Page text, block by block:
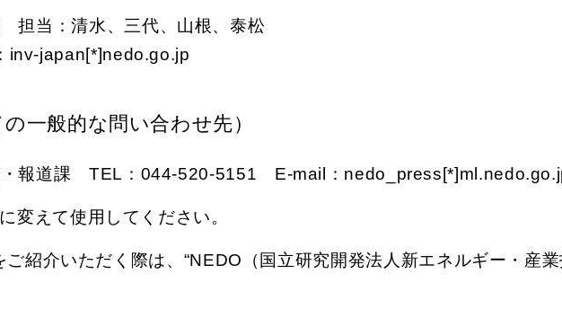
当：清水、三代、山根、泰松
japan[*]nedo.go.jp
一般的な問い合わせ先）
報道課 TEL：044-520-5151 E-mail：
変えて使用してください。
紹介いただく際は、“NEDO（国立研究開発法人新エネルギー・産業